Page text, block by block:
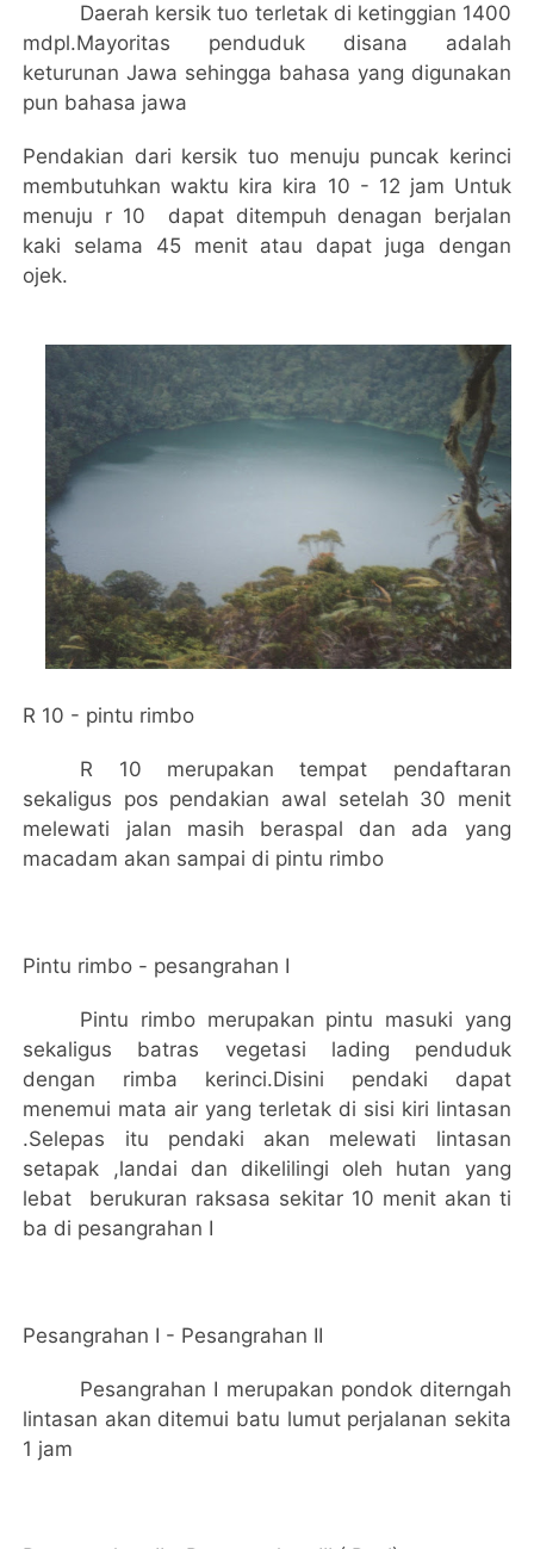
Daerah kersik tuo terletak di ketinggian 1400
mdpl.Mayoritas penduduk disana adalah
keturunan Jawa sehingga bahasa yang digunakan
pun bahasa jawa
Pendakian dari kersik tuo menuju puncak kerinci
membutuhkan waktu kira kira 10 - 12 jam Untuk
menuju r 10
dapat ditempuh denagan berjalan
kaki selama 45 menit atau dapat juga dengan
ojek.
R 10 - pintu rimbo
R 10 merupakan tempat pendaftaran
sekaligus pos pendakian awal setelah 30 menit
melewati jalan masih beraspal dan ada yang
macadam akan sampai di pintu rimbo
Pintu rimbo - pesangrahan I
Pintu rimbo merupakan pintu masuki yang
sekaligus batras vegetasi lading penduduk
dengan rimba kerinci.Disini pendaki dapat
menemui mata air yang terletak di sisi kiri lintasan
.Selepas itu pendaki akan melewati lintasan
setapak ,landai dan dikelilingi oleh hutan yang
lebat
berukuran raksasa sekitar 10 menit akan ti
ba di pesangrahan I
Pesangrahan I - Pesangrahan II
Pesangrahan I merupakan pondok diterngah
lintasan akan ditemui batu lumut perjalanan sekita
1 jam